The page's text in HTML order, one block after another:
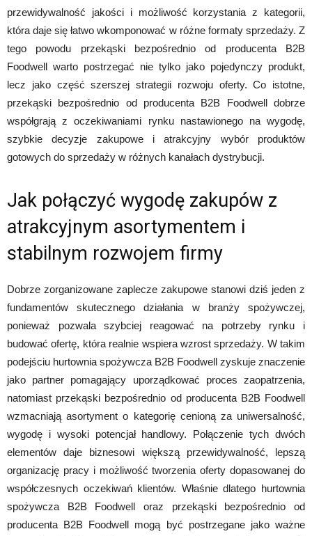
przewidywalność jakości i możliwość korzystania z kategorii,
która daje się łatwo wkomponować w różne formaty sprzedaży. Z
tego powodu przekąski bezpośrednio od producenta B2B
Foodwell warto postrzegać nie tylko jako pojedynczy produkt,
lecz jako część szerszej strategii rozwoju oferty. Co istotne,
przekąski bezpośrednio od producenta B2B Foodwell dobrze
współgrają z oczekiwaniami rynku nastawionego na wygodę,
szybkie decyzje zakupowe i atrakcyjny wybór produktów
gotowych do sprzedaży w różnych kanałach dystrybucji.
Jak połączyć wygodę zakupów z
atrakcyjnym asortymentem i
stabilnym rozwojem firmy
Dobrze zorganizowane zaplecze zakupowe stanowi dziś jeden z
fundamentów skutecznego działania w branży spożywczej,
ponieważ pozwala szybciej reagować na potrzeby rynku i
budować ofertę, która realnie wspiera wzrost sprzedaży. W takim
podejściu hurtownia spożywcza B2B Foodwell zyskuje znaczenie
jako partner pomagający uporządkować proces zaopatrzenia,
natomiast przekąski bezpośrednio od producenta B2B Foodwell
wzmacniają asortyment o kategorię cenioną za uniwersalność,
wygodę i wysoki potencjał handlowy. Połączenie tych dwóch
elementów daje biznesowi większą przewidywalność, lepszą
organizację pracy i możliwość tworzenia oferty dopasowanej do
współczesnych oczekiwań klientów. Właśnie dlatego hurtownia
spożywcza B2B Foodwell oraz przekąski bezpośrednio od
producenta B2B Foodwell mogą być postrzegane jako ważne